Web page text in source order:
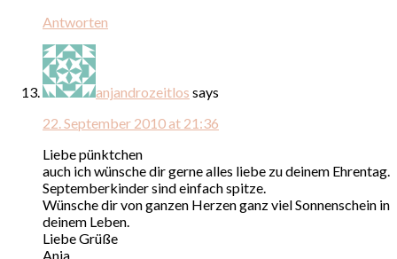
Antworten
anjandrozeitlos says
22. September 2010 at 21:36
Liebe pünktchen
auch ich wünsche dir gerne alles liebe zu deinem Ehrentag.
Septemberkinder sind einfach spitze.
Wünsche dir von ganzen Herzen ganz viel Sonnenschein in
deinem Leben.
Liebe Grüße
Anja